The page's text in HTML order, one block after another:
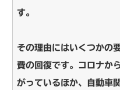
す。
その理由にはいくつかの
費の回復です。コロナか
がっているほか、自動車